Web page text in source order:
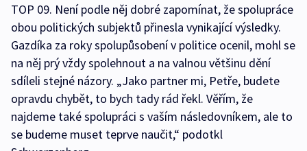
TOP 09. Není podle něj dobré zapomínat, že spolupráce
obou politických subjektů přinesla vynikající výsledky.
Gazdíka za roky spolupůsobení v politice ocenil, mohl se
na něj prý vždy spolehnout a na valnou většinu dění
sdíleli stejné názory. „Jako partner mi, Petře, budete
opravdu chybět, to bych tady rád řekl. Věřím, že
najdeme také spolupráci s vaším následovníkem, ale to
se budeme muset teprve naučit,“ podotkl